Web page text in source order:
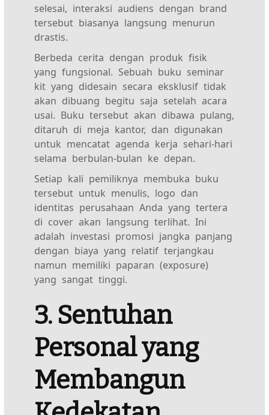
selesai, interaksi audiens dengan brand
tersebut biasanya langsung menurun
drastis.
Berbeda cerita dengan produk fisik
yang fungsional. Sebuah buku seminar
kit yang didesain secara eksklusif tidak
akan dibuang begitu saja setelah acara
usai. Buku tersebut akan dibawa pulang,
ditaruh di meja kantor, dan digunakan
untuk mencatat agenda kerja sehari-hari
selama berbulan-bulan ke depan.
Setiap kali pemiliknya membuka buku
tersebut untuk menulis, logo dan
identitas perusahaan Anda yang tertera
di cover akan langsung terlihat. Ini
adalah investasi promosi jangka panjang
dengan biaya yang relatif terjangkau
namun memiliki paparan (exposure)
yang sangat tinggi.
3. Sentuhan
Personal yang
Membangun